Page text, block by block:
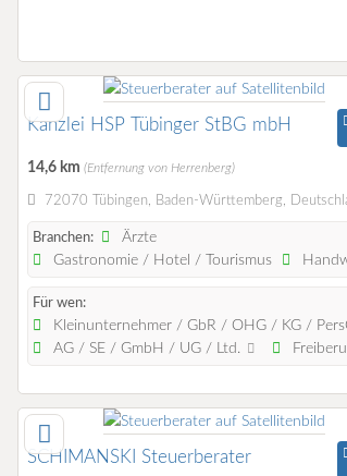
Kanzlei HSP Tübinger StBG mbH
14,6 km (Entfernung von Herrenberg)
72070 Tübingen, Baden-Württemberg,
Branchen:
Ärzte
Gastronomie / Hotel / Tourismus
Für wen:
Kleinunternehmer / GbR / OHG / KG /
AG / SE / GmbH / UG / Ltd.
SCHIMANSKI Steuerberater